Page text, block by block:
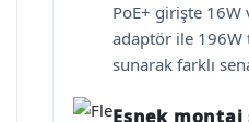
PoE+ girişte 16W
adaptör ile 196W
sunarak farklı
Esnek montaj